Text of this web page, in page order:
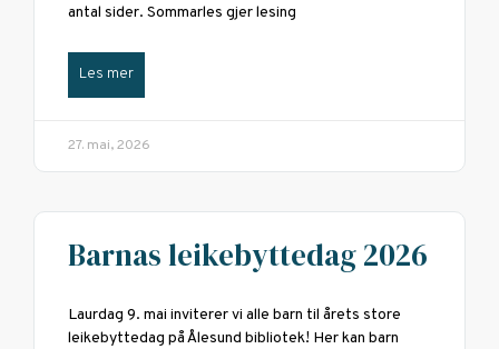
antal sider. Sommarles gjer lesing
Les mer
27. mai, 2026
Barnas leikebyttedag 2026
Laurdag 9. mai inviterer vi alle barn til årets store
leikebyttedag på Ålesund bibliotek! Her kan barn